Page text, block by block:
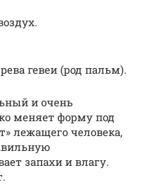
гевеи (род пальм).
и очень
меняет форму под
лежащего человека,
запахи и влагу.